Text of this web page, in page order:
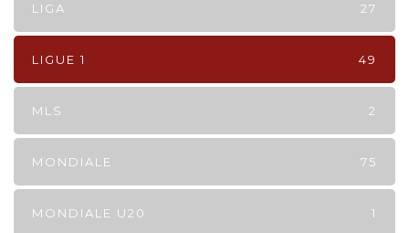
LIGA 27
LIGUE 1 49
MLS 2
MONDIALE 75
MONDIALE U20 1